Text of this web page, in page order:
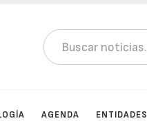
AGENDA ENTIDADES